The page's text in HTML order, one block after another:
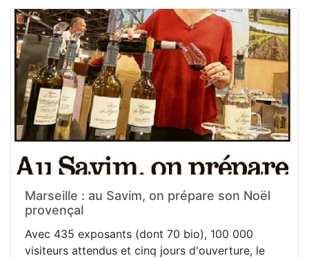
Marseille : au Savim, on prépare son Noël
provençal
Avec 435 exposants (dont 70 bio), 100 000
visiteurs attendus et cinq jours d'ouverture, le